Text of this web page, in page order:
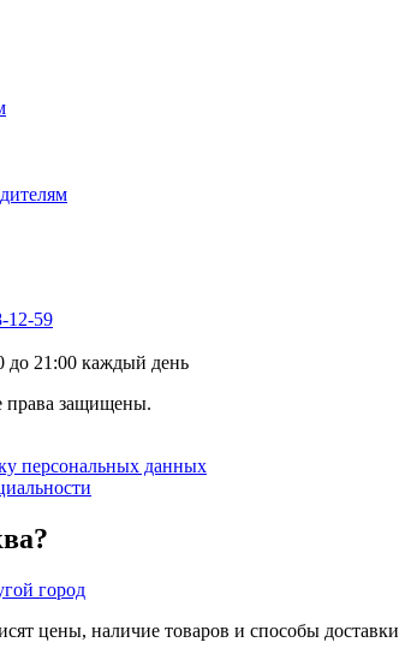
12-59
до 21:00 каждый день
права защищены.
персональных данных
город
цены, наличие товаров и способы доставки